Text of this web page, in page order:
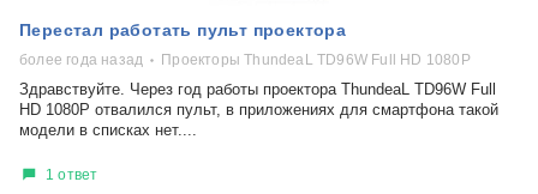
Перестал работать пульт проектора
более года назад Проекторы ThundeaL TD96W Full HD 1080P
Здравствуйте. Через год работы проектора ThundeaL TD96W Full
HD 1080P отвалился пульт, в приложениях для смартфона такой
модели в списках нет....
1 ответ